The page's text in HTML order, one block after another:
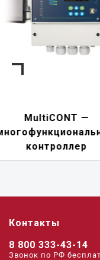
NIVELCONT
Контакты
8 800 333-43-14
Звонок по РФ